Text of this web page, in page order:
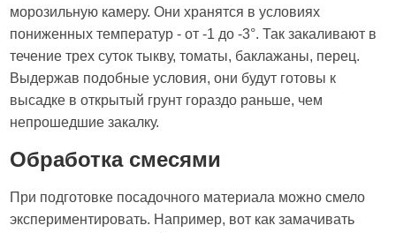
морозильную камеру. Они хранятся в условиях
пониженных температур - от -1 до -3°. Так закаливают в
течение трех суток тыкву, томаты, баклажаны, перец.
Выдержав подобные условия, они будут готовы к
высадке в открытый грунт гораздо раньше, чем
непрошедшие закалку.
Обработка смесями
При подготовке посадочного материала можно смело
экспериментировать. Например, вот как замачивать